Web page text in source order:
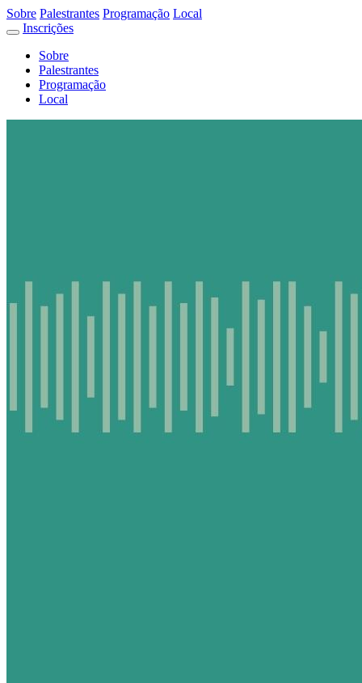
Sobre Palestrantes Programação Local
Inscrições
Sobre
Palestrantes
Programação
Local